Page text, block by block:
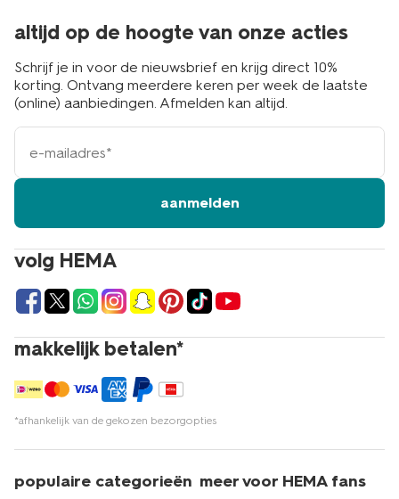
volg HEMA
makkelijk betalen*
*afhankelijk van de gekozen bezorgopties
altijd op de hoogte van onze acties
Schrijf je in voor de nieuwsbrief en krijg direct 10%
korting. Ontvang meerdere keren per week de laatste
(online) aanbiedingen. Afmelden kan altijd.
e-
mailadres
aanmelden
populaire categorieën meer voor HEMA fans